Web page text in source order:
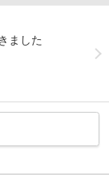
ました